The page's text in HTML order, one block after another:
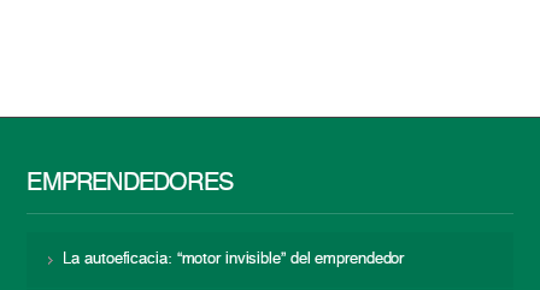
EMPRENDEDORES
La autoeficacia: “motor invisible” del emprendedor